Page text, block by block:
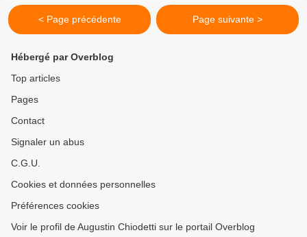
< Page précédente Page suivante >
Hébergé par Overblog
Top articles
Pages
Contact
Signaler un abus
C.G.U.
Cookies et données personnelles
Préférences cookies
Voir le profil de Augustin Chiodetti sur le portail Overblog